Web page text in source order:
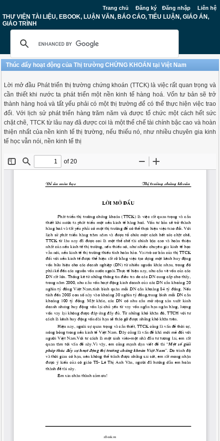
Trang chủ Đăng ký Đăng nhập Liên hệ
THƯ VIỆN TÀI LIỆU, EBOOK, LUẬN VĂN, BÁO CÁO, TIỂU LUẬN, GIÁO ÁN,
GIÁO TRÌNH
Thúc đẩy hoạt động của Thị trường CHỨNG KHOÁN tại Việt Nam
Lời mở đầu Phát triển thị trường chứng khoán (TTCK) là việc rất quan trọng và
cần thiết khi nước ta phát triển một nền kinh tế hàng hoá. Vốn tư bản sẽ trở
thành hàng hoá và tất yếu phải có một thị trường để có thể thực hiện việc trao
đổi. Với lịch sử phát triển hàng trăm năm và được tổ chức một cách hết sức
chặt chẽ, TTCK từ lâu nay đã được coi là một thể chế tài chính bậc cao và hoàn
thiện nhất của nền kinh tế thị trường, nếu thiếu nó, như nhiều chuyên gia kinh
tế học vẫn nói, nền kinh tế thị